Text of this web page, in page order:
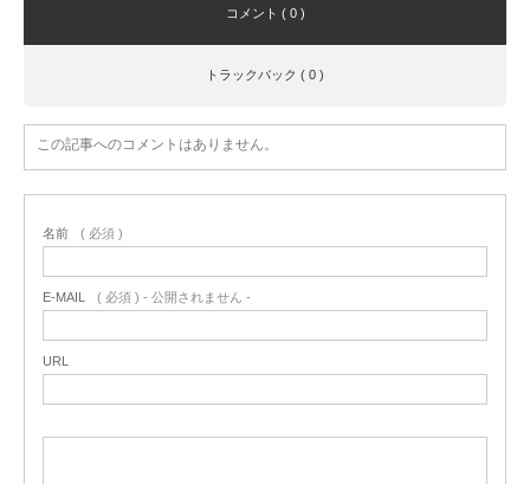
コメント ( 0 )
トラックバック ( 0 )
この記事へのコメントはありません。
名前 ( 必須 )
E-MAIL ( 必須 ) - 公開されません -
URL